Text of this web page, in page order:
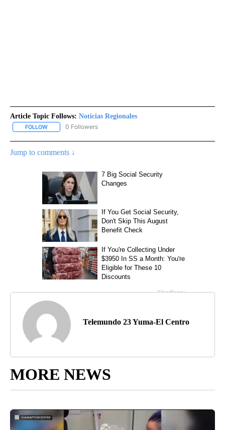
Article Topic Follows: Noticias Regionales
FOLLOW FOLLOW "NOTICIAS REGIONALES" TO RECEIVE NOTIFICATIONS
0 Followers
Jump to comments ↓
Telemundo 23 Yuma-El Centro
MORE NEWS